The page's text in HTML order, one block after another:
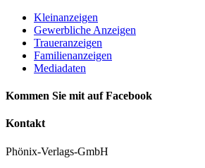
Kleinanzeigen
Gewerbliche Anzeigen
Traueranzeigen
Familienanzeigen
Mediadaten
Kommen Sie mit auf Facebook
Kontakt
Phönix-Verlags-GmbH